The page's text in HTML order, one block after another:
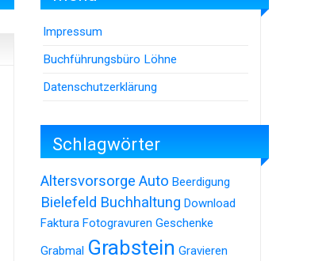
Impressum
Buchführungsbüro Löhne
Datenschutzerklärung
Schlagwörter
Altersvorsorge Auto Beerdigung
Bielefeld Buchhaltung Download
Faktura Fotogravuren Geschenke
Grabmal Grabstein Gravieren